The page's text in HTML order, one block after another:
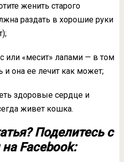
женить старого
раздать в хорошие руки
или «месит» лапами — в том
она ее лечит как может;
здоровые сердце и
живет кошка.
Поделитесь с
Facebook: